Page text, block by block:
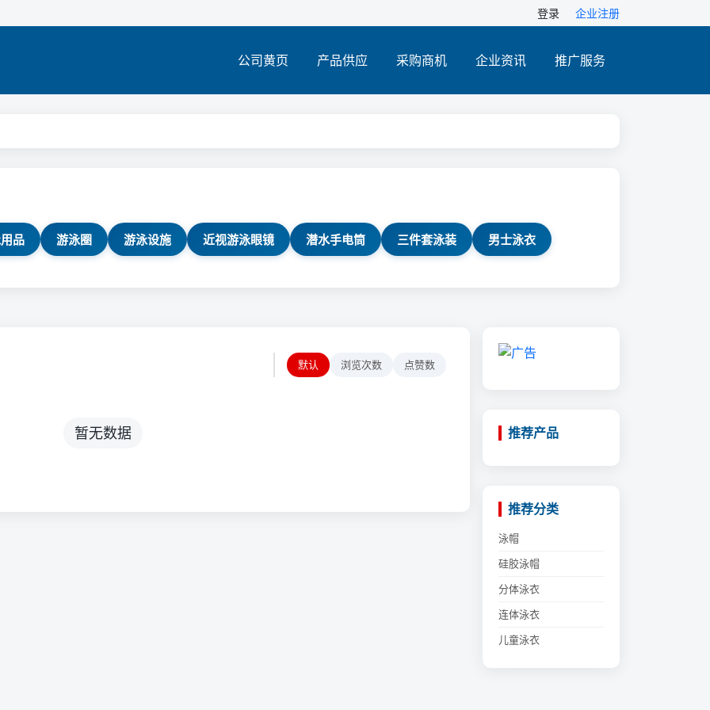
登录 企业注册
公司黄页 产品供应 采购商机 企业资讯 推广服务
品 游泳圈 游泳设施 近视游泳眼镜 潜水手电筒 三件套泳装 男士泳衣
默认 浏览次数 点赞数
暂无数据 推荐产品
推荐分类
泳帽
硅胶泳帽
分体泳衣
连体泳衣
儿童泳衣